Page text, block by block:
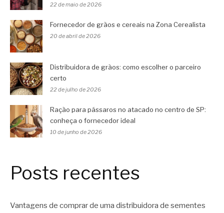
22 de maio de 2026
Fornecedor de grãos e cereais na Zona Cerealista
20 de abril de 2026
Distribuidora de grãos: como escolher o parceiro
certo
22 de julho de 2026
Ração para pássaros no atacado no centro de SP:
conheça o fornecedor ideal
10 de junho de 2026
Posts recentes
Vantagens de comprar de uma distribuidora de sementes